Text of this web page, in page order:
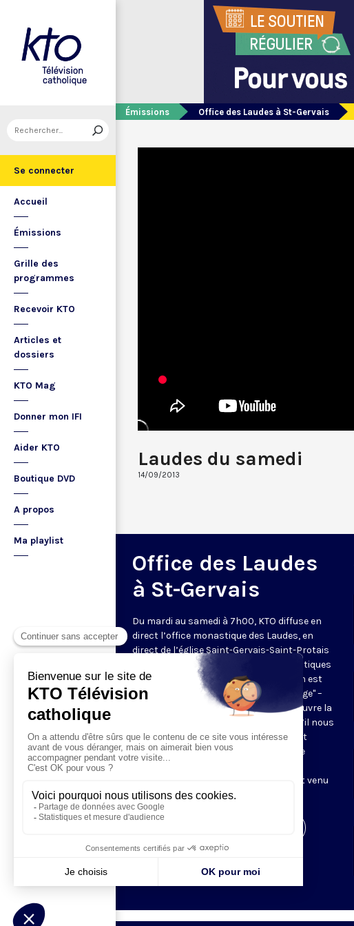
Se connecter
Accueil
Émissions
Grille des
programmes
Recevoir KTO
Articles et
dossiers
KTO Mag
Donner mon IFI
Aider KTO
Boutique DVD
A propos
Ma playlist
Émissions Office des Laudes à St-Gervais
Laudes du samedi
14/09/2013
Office des Laudes
à St-Gervais
Du mardi au samedi à 7h00, KTO diffuse en
direct l’office monastique des Laudes, en
direct de l’église Saint-Gervais-Saint-Protais
(Paris IVe), avec les Fraternités Monastiques
de Jérusalem. Les Laudes – dont le nom est
dérivé du terme latin qui signifie "louange" –
sont d’abord la prière de louange qui ouvre la
journée pour remercier Dieu du don qu’il nous
fait de ce jour nouveau, et le placer tout
entier sous son regard. Mais son heure
Résurrection du Seigneur, "soleil levant venu
nous visiter" (Lc 1,28).